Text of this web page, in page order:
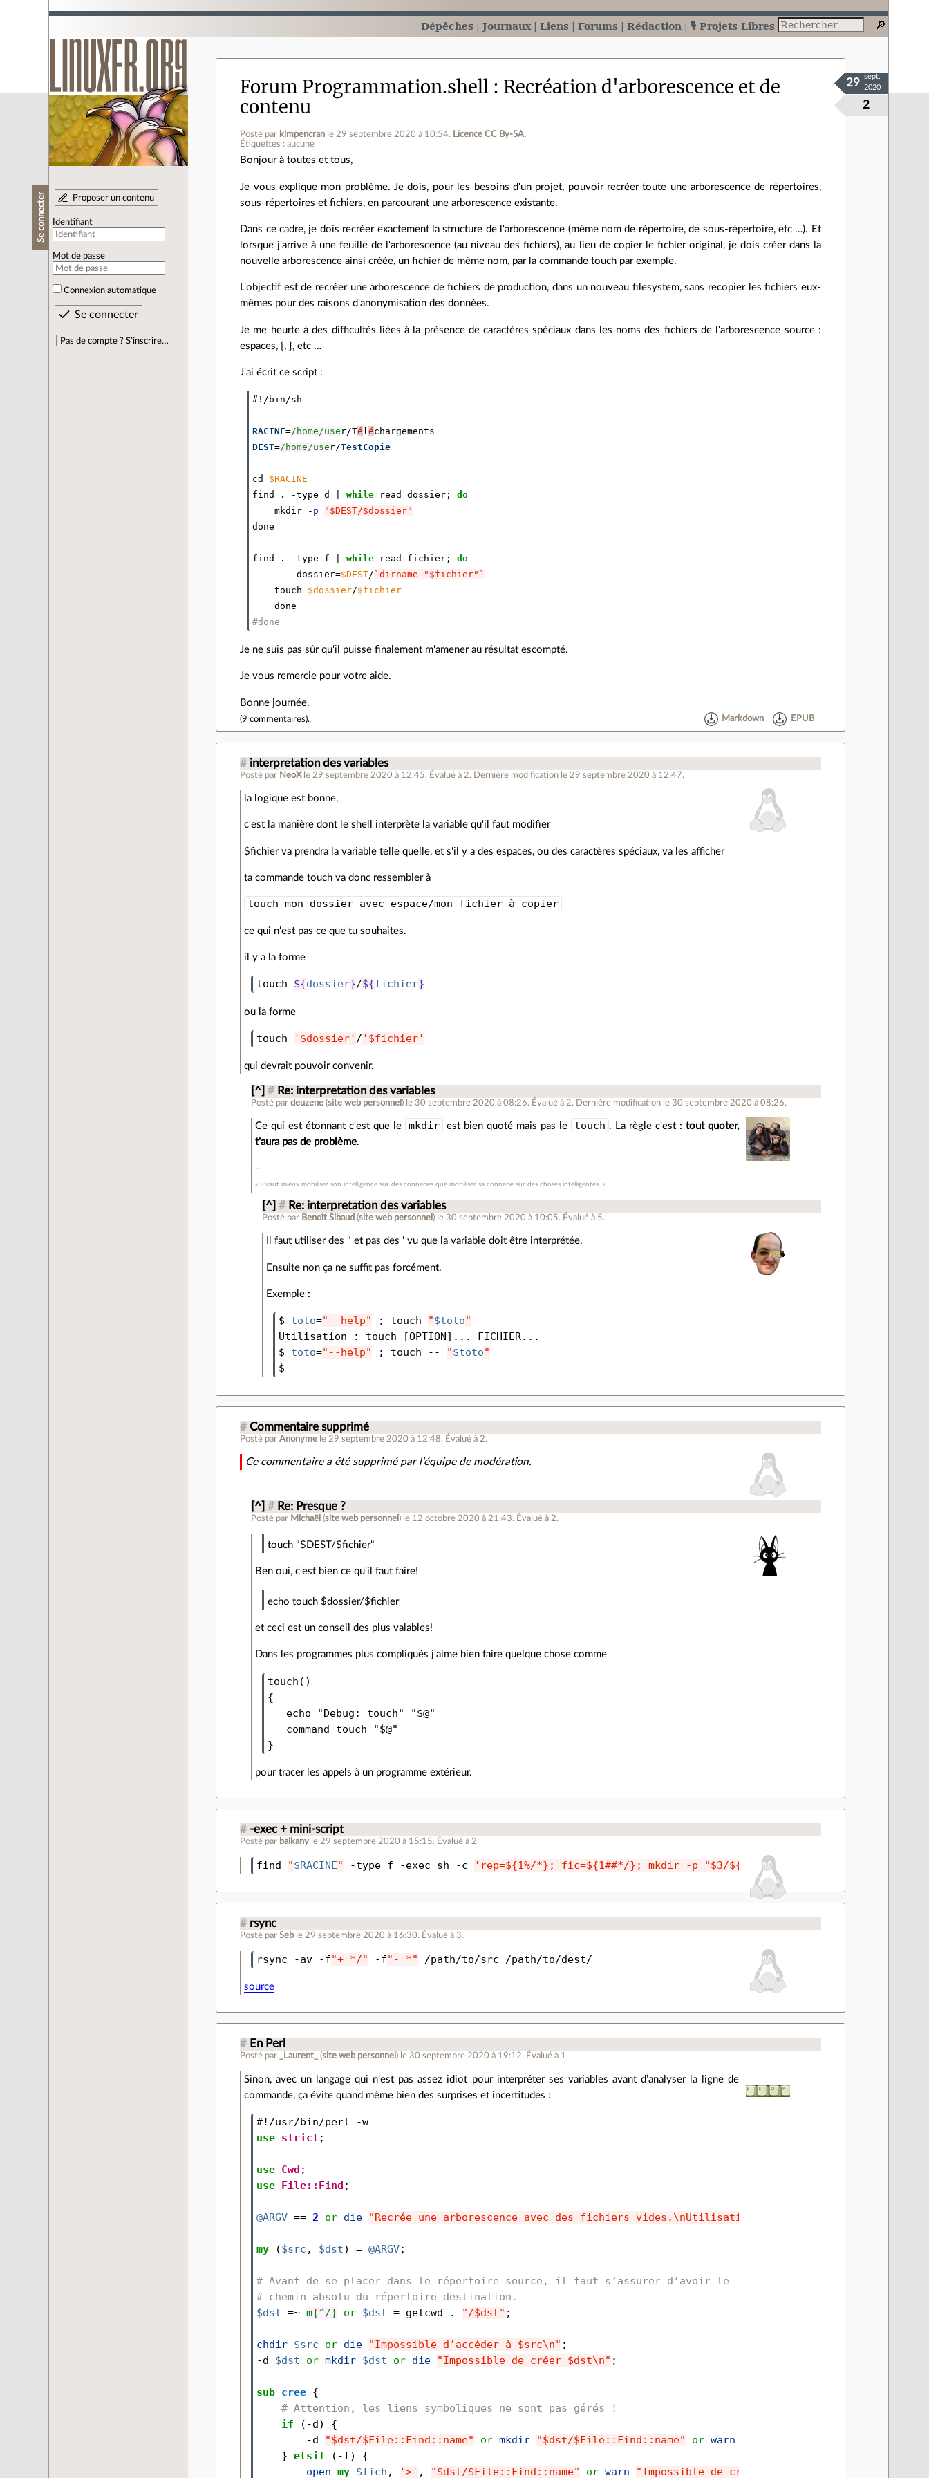
Dépêches Journaux Liens Forums Rédaction 🎙️ Projets Libres
Se connecter Proposer un contenu
Identifiant
Mot de passe
Connexion automatique
Pas de compte ? S’inscrire…
Forum Programmation.shell
Recréation d'arborescence et de
contenu
Posté par klmpencran le 29 septembre 2020 à 10:54. Licence CC By‑SA.
Étiquettes : aucune
2
29
sept.
2020
Bonjour à toutes et tous,
Je vous explique mon problème. Je dois, pour les besoins d'un projet, pouvoir recréer toute une arborescence de répertoires,
sous-répertoires et fichiers, en parcourant une arborescence existante.
Dans ce cadre, je dois recréer exactement la structure de l'arborescence (même nom de répertoire, de sous-répertoire, etc …). Et
lorsque j'arrive à une feuille de l'arborescence (au niveau des fichiers), au lieu de copier le fichier original, je dois créer dans la
nouvelle arborescence ainsi créée, un fichier de même nom, par la commande touch par exemple.
L'objectif est de recréer une arborescence de fichiers de production, dans un nouveau filesystem, sans recopier les fichiers eux-
mêmes pour des raisons d'anonymisation des données.
Je me heurte à des difficultés liées à la présence de caractères spéciaux dans les noms des fichiers de l'arborescence source :
espaces, {, }, etc …
J'ai écrit ce script :
#!/bin/sh
RACINE=/home/use r/Té léchargements
DEST=/home/use r/TestCopie
cd
$RACINE
find
. -type d while read dossier ;
do
mkdir
- p
"$DEST/$dossier"
done
find . -type f while read fichier ;
do
dossier=$DEST/ `dirname "$fichier"`
touch
$dossier/$fichier
done
#done
Je ne suis pas sûr qu'il puisse finalement m'amener au résultat escompté.
Je vous remercie pour votre aide.
Bonne journée.
(9 commentaires). Markdown EPUB
# interpretation des variables
Posté par NeoX le 29 septembre 2020 à 12:45. Évalué à 2. Dernière modification le 29 septembre 2020 à 12:47.
la logique est bonne,
c'est la manière dont le shell interprète la variable qu'il faut modifier
$fichier va prendra la variable telle quelle, et s'il y a des espaces, ou des caractères spéciaux, va les afficher
ta commande touch va donc ressembler à
touch mon dossier avec espace/mon fichier à copier
ce qui n'est pas ce que tu souhaites.
il y a la forme
touch ${dossier}/${fichier}
ou la forme
touch '$dossier' / '$fichier'
qui devrait pouvoir convenir.
[^] # Re: interpretation des variables
Posté pardeuzene (site web personnel ) le 30 septembre 2020 à 08:26. Évalué à 2. Dernière modification le 30 septembre 2020 à 08:26.
Ce qui est étonnant c'est que le mkdir est bien quoté mais pas le touch . La règle c'est : tout quoter,
t'aura pas de problème.
« Il vaut mieux mobiliser son intelligence sur des conneries que mobiliser sa connerie sur des choses intelligentes. »
[^] # Re: interpretation des variables
Posté par Benoît Sibaud (site web personnel ) le 30 septembre 2020 à 10:05. Évalué à 5.
Il faut utiliser des " et pas des ' vu que la variable doit être interprétée.
Ensuite non ça ne suffit pas forcément.
Exemple :
$ toto="--help" ; touch "$toto"
Utilisation : touch
[OPTION ] ... FICHIER...
$ toto="--help" ; touch -- "$toto"
$
# Commentaire supprimé
Posté parAnonyme le 29 septembre 2020 à 12:48. Évalué à 2.
Ce commentaire a été supprimé par l’équipe de modération.
[^] # Re: Presque ?
Posté par Michaël (site web personnel ) le 12 octobre 2020 à 21:43. Évalué à 2.
touch "$DEST/$fichier"
Ben oui, c'est bien ce qu'il faut faire!
echo touch $dossier/$fichier
et ceci est un conseil des plus valables!
Dans les programmes plus compliqués j'aime bien faire quelque chose comme
touch()
{
   echo "Debug: touch" "$@"
   command touch "$@"
pour tracer les appels à un programme extérieur.
# -exec + mini-script
Posté par balkany le 29 septembre 2020 à 15:15. Évalué à2.
find "$RACINE" -type f -exec sh -c 'rep=${1%/*}; fic=${1##*/}; mkdir -p "$3/${rep#$2}" && >"$3/${rep#$2}/
# rsync
Posté parSeb le 29 septembre 2020 à 16:30. Évalué à 3.
rsync -av -f"+ */" -f"- *" /path/to/src /path/to/dest/
source
# En Perl
Posté par _Laurent_ (site web personnel ) le 30 septembre 2020 à 19:12. Évalué à 1 .
Sinon, avec un langage qui n’est pas assez idiot pour interpréter ses variables avant d’analyser la ligne de
commande, ça évite quand même bien des surprises et incertitudes :
#!/usr/bin/perl -w
use strict ;
use Cwd ;
use File::Find ;
@ARGV == 2 or die "Recrée une arborescence avec des fichiers vides.\nUtilisation : $0 repertoire_source
my ($src , $dst) = @ARGV;
# Avant de se placer dans le répertoire source, il faut s’assurer d’avoir le
# chemin absolu du répertoire destination.
$dst =~ m{^/} or $dst = getcwd . "/$dst" ;
chdir $src or die "Impossible d’accéder à $src\n" ;
-d $dst or mkdir $dst or die "Impossible de créer $dst\n" ;
sub cree {
# Attention, les liens symboliques ne sont pas gérés !
if
( -d)
{
-d "$dst/$File::Find::name" or mkdir "$dst/$File::Find::name" or warn
} elsif ( -f)
{
open my $fich , '>' , "$dst/$File::Find::name" or warn "Impossible de créer le fichier $dst/